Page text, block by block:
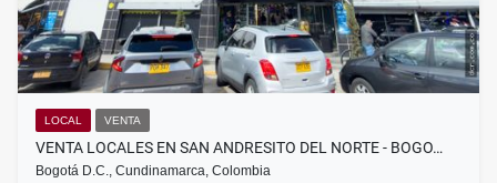
LOCAL VENTA
VENTA LOCALES EN SAN ANDRESITO DEL NORTE - BOGO…
Bogotá D.C., Cundinamarca, Colombia